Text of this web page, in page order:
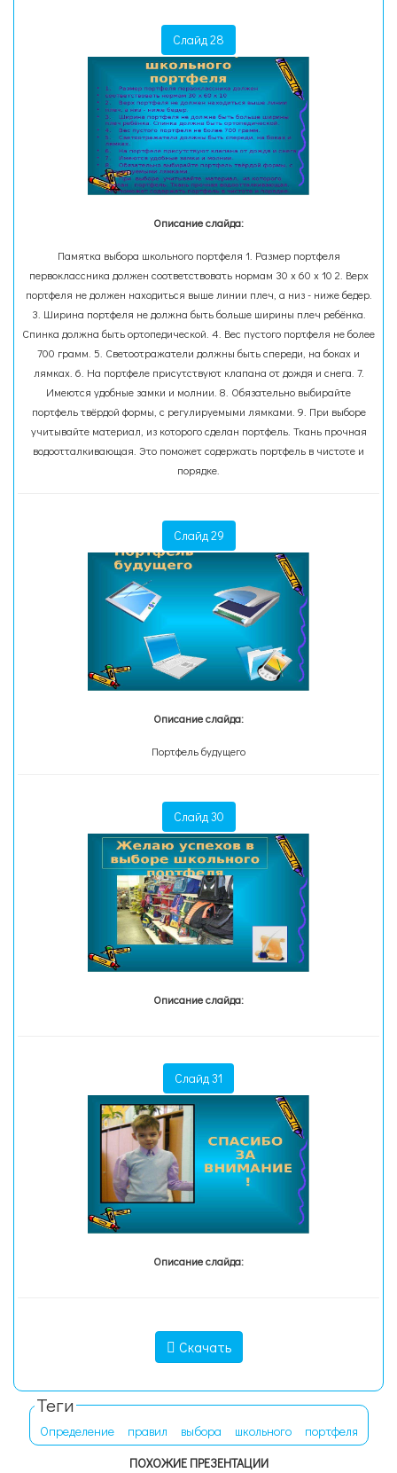
Слайд 28
Описание слайда:
Памятка выбора школьного портфеля 1. Размер портфеля
первоклассника должен соответствовать нормам 30 х 60 х 10 2. Верх
портфеля не должен находиться выше линии плеч, а низ - ниже бедер.
3. Ширина портфеля не должна быть больше ширины плеч ребёнка.
Спинка должна быть ортопедической. 4. Вес пустого портфеля не более
700 грамм. 5. Светоотражатели должны быть спереди, на боках и
лямках. 6. На портфеле присутствуют клапана от дождя и снега. 7.
Имеются удобные замки и молнии. 8. Обязательно выбирайте
портфель твёрдой формы, с регулируемыми лямками. 9. При выборе
учитывайте материал, из которого сделан портфель. Ткань прочная
водоотталкивающая. Это поможет содержать портфель в чистоте и
порядке.
Слайд 29
Описание слайда:
Портфель будущего
Слайд 30
Описание слайда:
Слайд 31
Описание слайда:
Скачать
Теги
Определение правил выбора школьного
портфеля
ПОХОЖИЕ ПРЕЗЕНТАЦИИ